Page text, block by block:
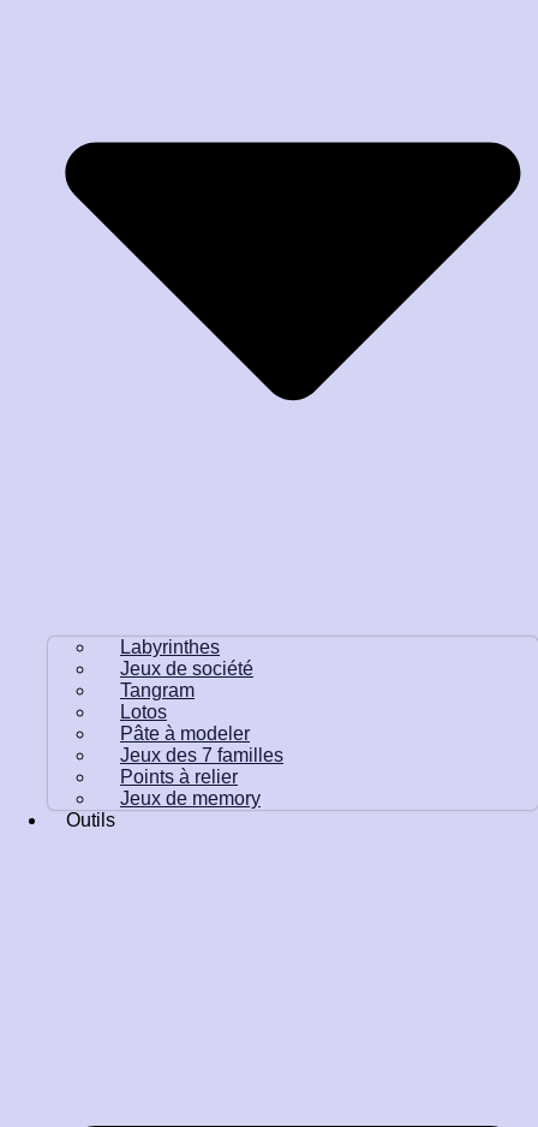
Labyrinthes
Jeux de société
Tangram
Lotos
Pâte à modeler
Jeux des 7 familles
Points à relier
Jeux de memory
Outils